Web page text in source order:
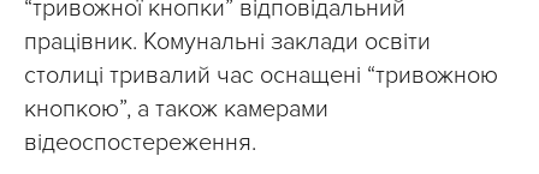
“тривожної кнопки” відповідальний
працівник. Комунальні заклади освіти
столиці тривалий час оснащені “тривожною
кнопкою”, а також камерами
відеоспостереження.